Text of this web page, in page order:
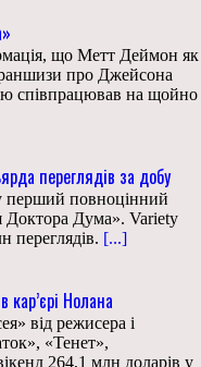
що Метт Деймон як
про Джейсона
співпрацював на щойно
переглядів за добу
перший повноцінний
Дума». Variety
переглядів. [...]
кар’єрі Нолана
від режисера і
«Тенет»,
264,1 млн доларів у